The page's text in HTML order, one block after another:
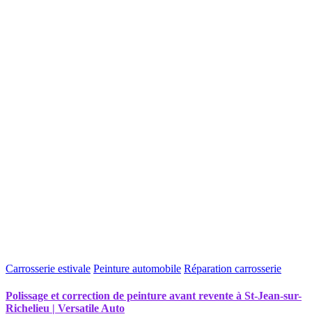
Carrosserie estivale Peinture automobile Réparation carrosserie
Polissage et correction de peinture avant revente à St-Jean-sur-
Richelieu | Versatile Auto